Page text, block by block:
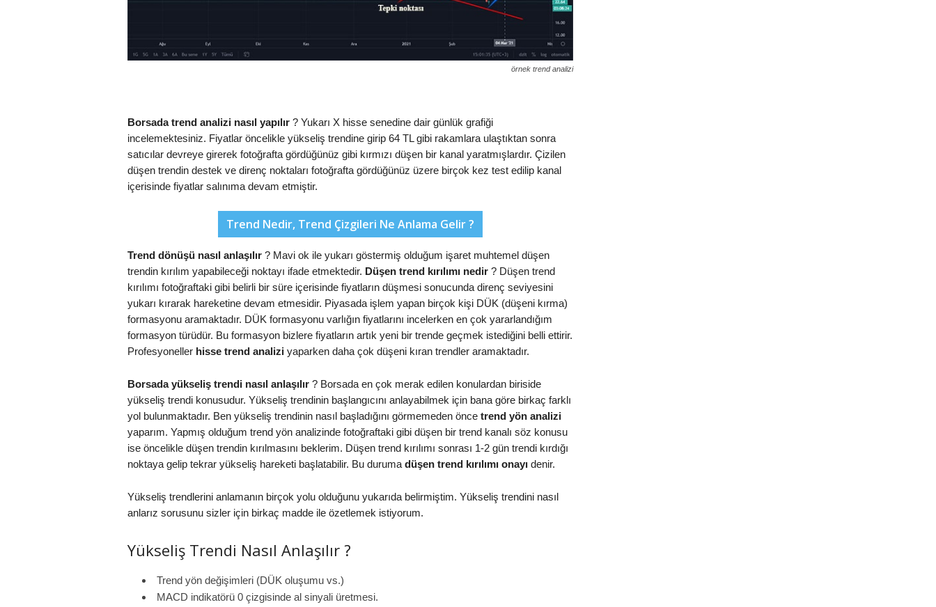
örnek trend analizi
Borsada trend analizi nasıl yapılır? Yukarı X hisse senedine dair günlük grafiği
incelemektesiniz. Fiyatlar öncelikle yükseliş trendine girip 64 TL gibi rakamlara ulaştıktan sonra
satıcılar devreye girerek fotoğrafta gördüğünüz gibi kırmızı düşen bir kanal yaratmışlardır. Çizilen
düşen trendin destek ve direnç noktaları fotoğrafta gördüğünüz üzere birçok kez test edilip kanal
içerisinde fiyatlar salınıma devam etmiştir.
Trend Nedir, Trend Çizgileri Ne Anlama Gelir ?
Trend dönüşü nasıl anlaşılır? Mavi ok ile yukarı göstermiş olduğum işaret muhtemel düşen
trendin kırılım yapabileceği noktayı ifade etmektedir. Düşen trend kırılımı nedir? Düşen trend
kırılımı fotoğraftaki gibi belirli bir süre içerisinde fiyatların düşmesi sonucunda direnç seviyesini
yukarı kırarak hareketine devam etmesidir. Piyasada işlem yapan birçok kişi DÜK (düşeni kırma)
formasyonu aramaktadır. DÜK formasyonu varlığın fiyatlarını incelerken en çok yararlandığım
formasyon türüdür. Bu formasyon bizlere fiyatların artık yeni bir trende geçmek istediğini belli ettirir.
Profesyoneller hisse trend analiziyaparken daha çok düşeni kıran trendler aramaktadır.
Borsada yükseliş trendi nasıl anlaşılır? Borsada en çok merak edilen konulardan biriside
yükseliş trendi konusudur. Yükseliş trendinin başlangıcını anlayabilmek için bana göre birkaç farklı
yol bulunmaktadır. Ben yükseliş trendinin nasıl başladığını görmemeden önce trend yön analizi
yaparım. Yapmış olduğum trend yön analizinde fotoğraftaki gibi düşen bir trend kanalı söz konusu
ise öncelikle düşen trendin kırılmasını beklerim. Düşen trend kırılımı sonrası 1-2 gün trendi kırdığı
noktaya gelip tekrar yükseliş hareketi başlatabilir. Bu duruma düşen trend kırılımı onayıdenir.
Yükseliş trendlerini anlamanın birçok yolu olduğunu yukarıda belirmiştim. Yükseliş trendini nasıl
anlarız sorusunu sizler için birkaç madde ile özetlemek istiyorum.
Yükseliş Trendi Nasıl Anlaşılır ?
Trend yön değişimleri (DÜK oluşumu vs.)
MACD indikatörü 0 çizgisinde al sinyali üretmesi.